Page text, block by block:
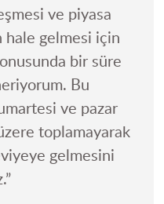
ve piyasa
hale gelmesi için
bir süre
Bu
ve pazar
toplamayarak
gelmesini